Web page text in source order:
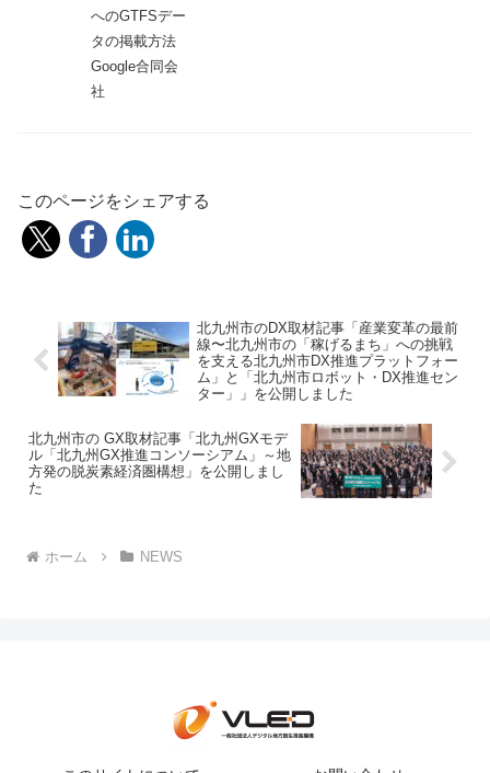
へのGTFSデー
タの掲載方法
Google合同会
社
このページをシェアする
北九州市のDX取材記事「産業変革の最前
線〜北九州市の「稼げるまち」への挑戦
を支える北九州市DX推進プラットフォー
ム」と「北九州市ロボット・DX推進セン
ター」」を公開しました
北九州市の GX取材記事「北九州GXモデ
ル「北九州GX推進コンソーシアム」～地
方発の脱炭素経済圏構想」を公開しまし
た
ホーム NEWS